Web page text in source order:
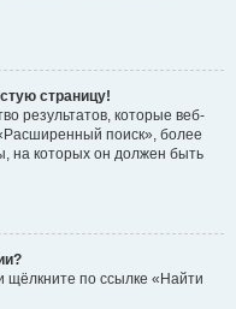
страницу!
результатов, которые веб-
поиск», более
на которых он должен быть
щёлкните по ссылке «Найти